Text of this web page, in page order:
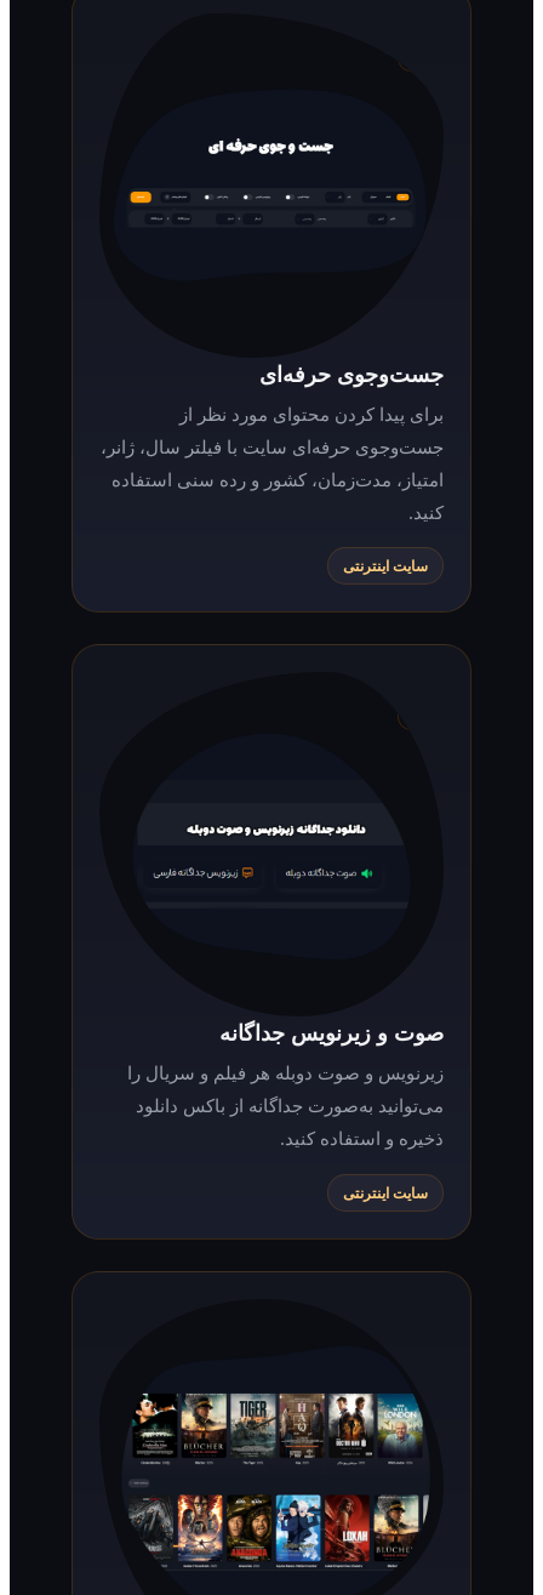
جست‌وجوی حرفه‌ای
برای پیدا کردن محتوای مورد نظر از
جست‌وجوی حرفه‌ای سایت با فیلتر سال، ژانر،
امتیاز، مدت‌زمان، کشور و رده سنی استفاده
کنید.
سایت اینترنتی
صوت و زیرنویس جداگانه
زیرنویس و صوت دوبله هر فیلم و سریال را
می‌توانید به‌صورت جداگانه از باکس دانلود
ذخیره و استفاده کنید.
سایت اینترنتی